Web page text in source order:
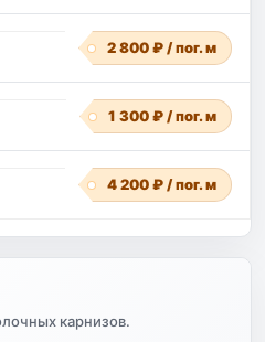
2 800 ₽ / пог. м
1 300 ₽ / пог. м
4 200 ₽ / пог. м
карнизов.